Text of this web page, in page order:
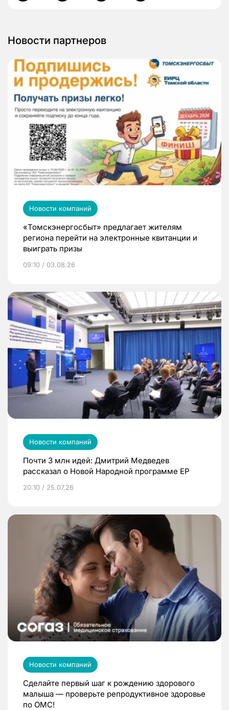
Новости партнеров
Новости компаний
«Томскэнергосбыт» предлагает жителям
региона перейти на электронные квитанции и
выиграть призы
09:10 / 03.08.26
Новости компаний
Почти 3 млн идей: Дмитрий Медведев
рассказал о Новой Народной программе ЕР
20:10 / 25.07.26
Новости компаний
Сделайте первый шаг к рождению здорового
малыша — проверьте репродуктивное здоровье
по ОМС!